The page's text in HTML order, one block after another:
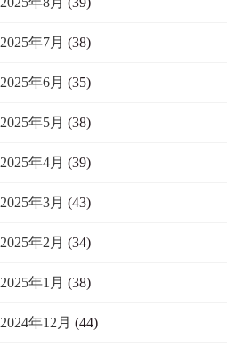
2025年7月 (38)
2025年6月 (35)
2025年5月 (38)
2025年4月 (39)
2025年3月 (43)
2025年2月 (34)
2025年1月 (38)
2024年12月 (44)